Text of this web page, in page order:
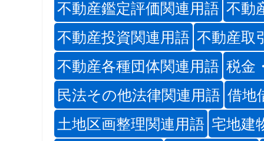
不動産鑑定評価関連用語 不動
不動産投資関連用語 不動産取
不動産各種団体関連用語 税金
民法その他法律関連用語 借地
土地区画整理関連用語 宅地建